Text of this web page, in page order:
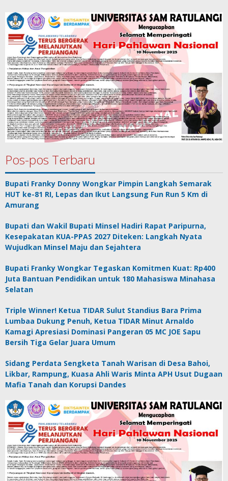
Pos-pos Terbaru
Bupati Franky Donny Wongkar Pimpin Langkah Semarak
HUT ke-81 RI, Lepas dan Ikut Langsung Fun Run 5 Km di
Amurang
Bupati dan Wakil Bupati Minsel Hadiri Rapat Paripurna,
Kesepakatan KUA-PPAS 2027 Diteken: Langkah Nyata
Wujudkan Minsel Maju dan Sejahtera
Bupati Franky Wongkar Tegaskan Komitmen Kuat: Rp400
Juta Bantuan Pendidikan untuk 180 Mahasiswa Minahasa
Selatan
Triple Winner! Ketua TIDAR Sulut Standius Bara Prima
Lumbaa Dukung Penuh, Ketua TIDAR Minut Arnaldo
Kamagi Apresiasi Dominasi Pangeran 05 MC JOE Sapu
Bersih Tiga Gelar Juara Umum
Sidang Perdata Sengketa Tanah Warisan di Desa Bahoi,
Likbar, Rampung, Kuasa Ahli Waris Minta APH Usut Dugaan
Mafia Tanah dan Korupsi Dandes